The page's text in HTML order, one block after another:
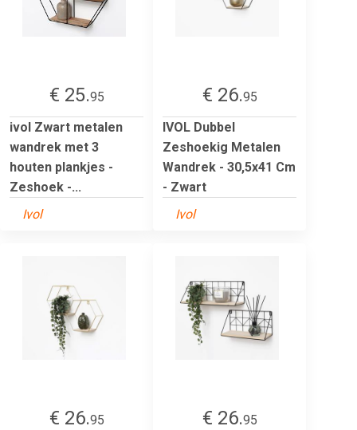
€ 25.95
ivol Zwart metalen
wandrek met 3
houten plankjes -
Zeshoek -...
Ivol
€ 26.95
IVOL Dubbel
Zeshoekig Metalen
Wandrek - 30,5x41 Cm
- Zwart
Ivol
€ 26.95
€ 26.95